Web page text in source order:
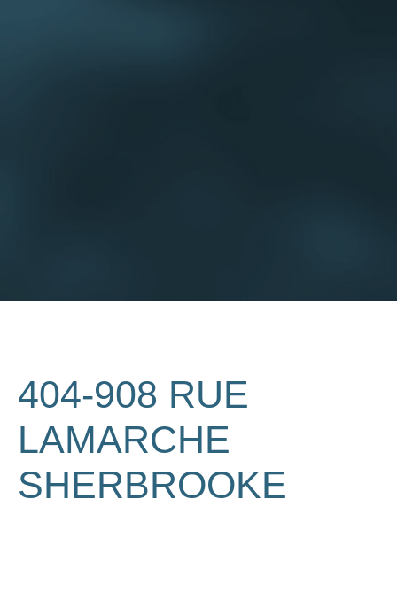
404-908 RUE
LAMARCHE
SHERBROOKE